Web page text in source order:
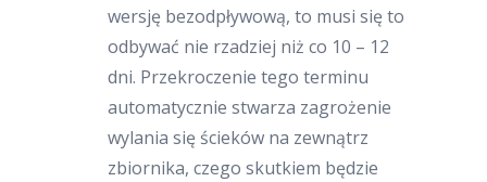
wersję bezodpływową, to musi się to
odbywać nie rzadziej niż co 10 – 12
dni. Przekroczenie tego terminu
automatycznie stwarza zagrożenie
wylania się ścieków na zewnątrz
zbiornika, czego skutkiem będzie